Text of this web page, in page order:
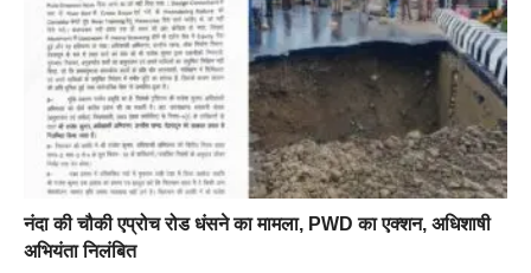
नंदा की चौकी एप्रोच रोड धंसने का मामला, PWD का एक्शन, अधिशाषी
अभियंता निलंबित